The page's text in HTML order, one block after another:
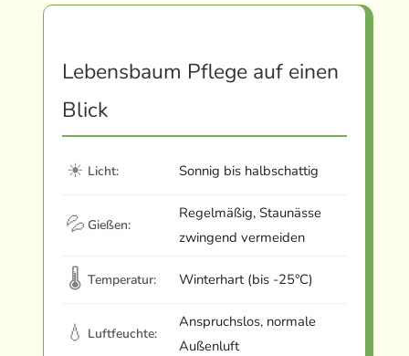
Lebensbaum Pflege auf einen
Blick
☀ Licht: Sonnig bis halbschattig
💦 Gießen:
Regelmäßig, Staunässe
zwingend vermeiden
🌡 Temperatur: Winterhart (bis -25°C)
💧 Luftfeuchte:
Anspruchslos, normale
Außenluft